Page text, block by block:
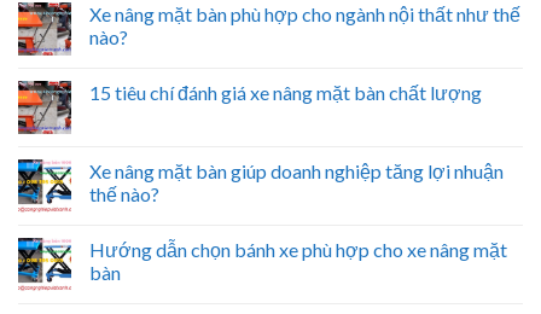
Xe nâng mặt bàn phù hợp cho ngành nội thất như thế
nào?
15 tiêu chí đánh giá xe nâng mặt bàn chất lượng
Xe nâng mặt bàn giúp doanh nghiệp tăng lợi nhuận
thế nào?
Hướng dẫn chọn bánh xe phù hợp cho xe nâng mặt
bàn